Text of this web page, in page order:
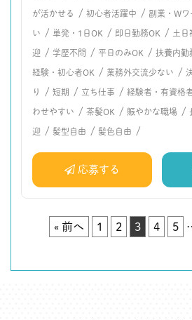
が活かせる / 初心者活躍中 / 副業・Wワ
い / 単発・1日OK / 即日勤務OK / 土日
迎 / 学歴不問 / 平日のみOK / 扶養内勤
経験・初心者OK / 業務外交流少ない /
り / 短期 / 立ち仕事 / 経験者・有資格
わせやすい / 茶髪OK / 賑やかな職場 /
迎 / 髪型自由 / 髪色自由 /
応募する
« 前へ 1 2 3 4 5